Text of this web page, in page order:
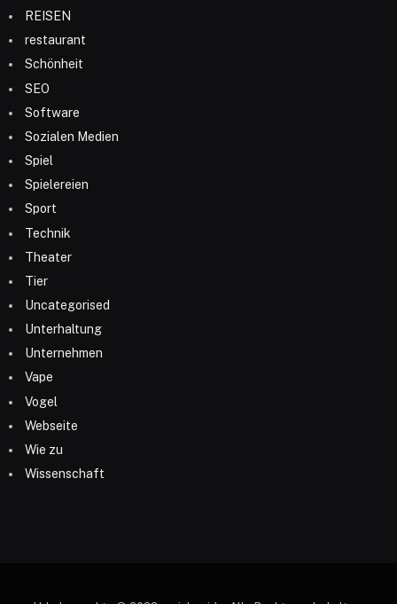
REISEN
restaurant
Schönheit
SEO
Software
Sozialen Medien
Spiel
Spielereien
Sport
Technik
Theater
Tier
Uncategorised
Unterhaltung
Unternehmen
Vape
Vogel
Webseite
Wie zu
Wissenschaft